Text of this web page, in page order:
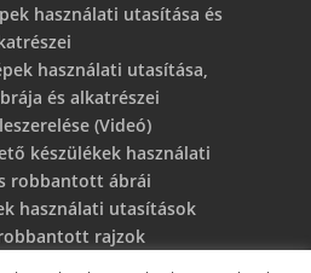
használati utasítása és
használati utasítása,
és alkatrészei
(Videó)
készülékek használati
robbantott ábrái
használati utasítások
rajzok